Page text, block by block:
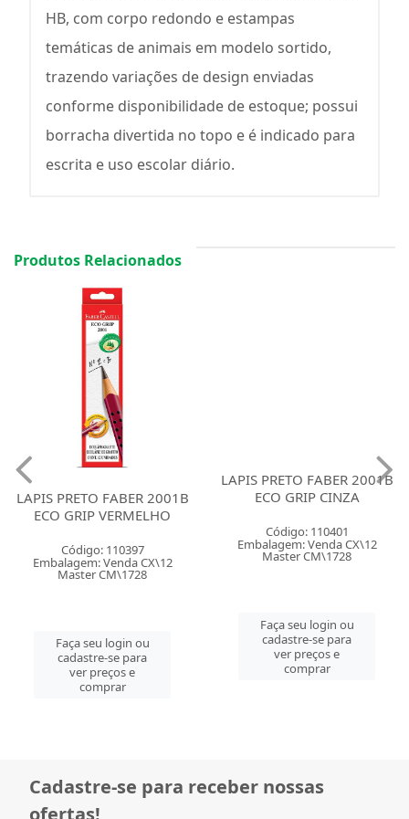
HB, com corpo redondo e estampas
temáticas de animais em modelo sortido,
trazendo variações de design enviadas
conforme disponibilidade de estoque; possui
borracha divertida no topo e é indicado para
escrita e uso escolar diário.
Produtos Relacionados
LAPIS PRETO FABER 2001B
ECO GRIP VERMELHO
Código: 110397
Embalagem: Venda CX\12
Master CM\1728
Faça seu login ou
cadastre-se para
ver preços e
comprar
LAPIS PRETO FABER 2001B
Código: 110401
Embalagem: Venda CX\12
Faça seu login ou
cadastre-se para
ver preços e
Cadastre-se para receber nossas
ofertas!